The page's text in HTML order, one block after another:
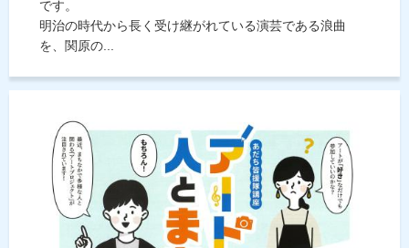
です。
明治の時代から長く受け継がれている演芸である浪曲
を、関原の...